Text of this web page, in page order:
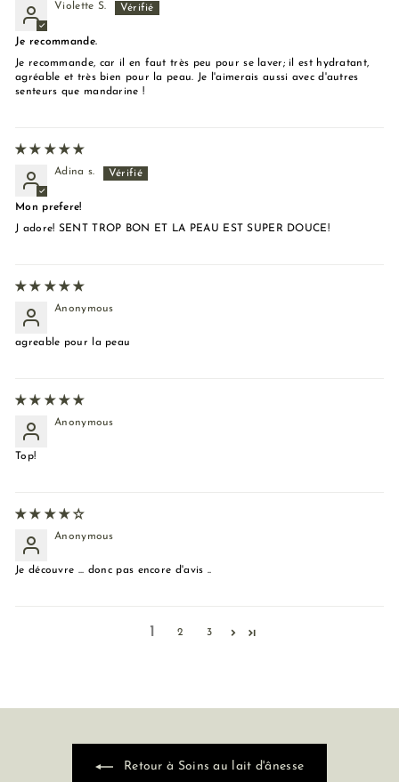
Violette S.
Je recommande.
Je recommande, car il en faut très peu pour se laver; il est hydratant,
agréable et très bien pour la peau. Je l'aimerais aussi avec d'autres
senteurs que mandarine !
Adina s.
Mon prefere!
J adore! SENT TROP BON ET LA PEAU EST SUPER DOUCE!
Anonymous
agreable pour la peau
Anonymous
Top!
Anonymous
Je découvre ... donc pas encore d'avis ..
1 2 3
Retour à Soins au lait d'ânesse